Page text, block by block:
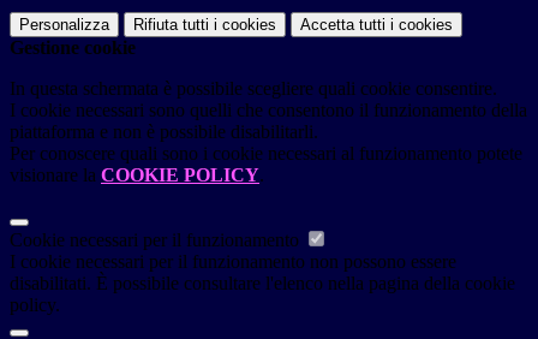
Personalizza Rifiuta tutti i cookies Accetta tutti i cookies
Gestione cookie
In questa schermata è possibile scegliere quali cookie consentire.
I cookie necessari sono quelli che consentono il funzionamento della
piattaforma e non è possibile disabilitarli.
Per conoscere quali sono i cookie necessari al funzionamento potete
visionare la COOKIE POLICY.
Cookie necessari per il funzionamento
I cookie necessari per il funzionamento non possono essere
disabilitati. È possibile consultare l'elenco nella pagina della cookie
policy.